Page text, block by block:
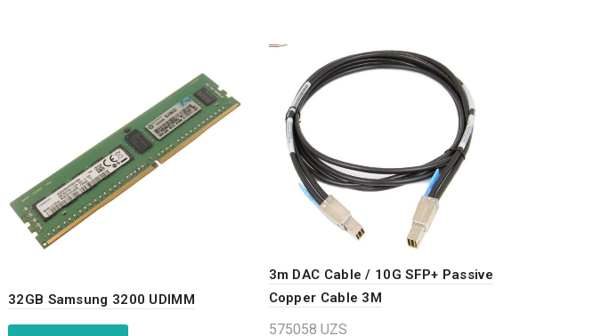
32GB Samsung 3200 UDIMM
3m DAC Cable / 10G SFP+ Passive
Copper Cable 3M
575058 UZS